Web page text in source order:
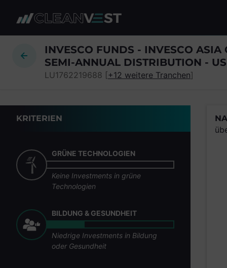
INVESCO FUNDS - INVESCO
SEMI-ANNUAL DISTRIBUTION -
LU1762219688 [+12 weitere Tranchen]
KRITERIEN
GRÜNE TECHNOLOGIEN
Keine Investments in grüne
Technologien
BILDUNG & GESUNDHEIT
Niedrige Investments in Bildung
oder Gesundheit